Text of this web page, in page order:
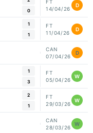
0
FT
14/04/26
D
1
1
FT
11/04/26
D
CAN
07/04/26
D
1
3
FT
05/04/26
W
2
1
FT
29/03/26
W
CAN
28/03/26
W